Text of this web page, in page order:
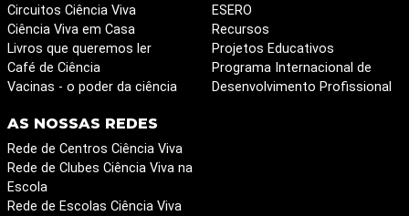
Circuitos Ciência Viva
Ciência Viva em Casa
Livros que queremos ler
Café de Ciência
Vacinas - o poder da ciência
ESERO
Recursos
Projetos Educativos
Programa Internacional de
Desenvolvimento Profissional
AS NOSSAS REDES
Rede de Centros Ciência Viva
Rede de Clubes Ciência Viva na
Escola
Rede de Escolas Ciência Viva